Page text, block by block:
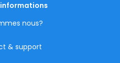
nous?
& support